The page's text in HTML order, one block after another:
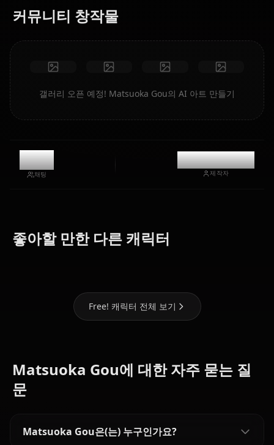
커뮤니티 창작물
갤러리 오픈 예정! Matsuoka Gou의 AI 아트 만들기
0
채팅
@mentaiikoo
제작자
좋아할 만한 다른 캐릭터
(Darling In
Nami (One
Free! 캐릭터 전체 보기
Matsuoka Gou에 대한 자주 묻는 질
문
Matsuoka Gou은(는) 누구인가요?